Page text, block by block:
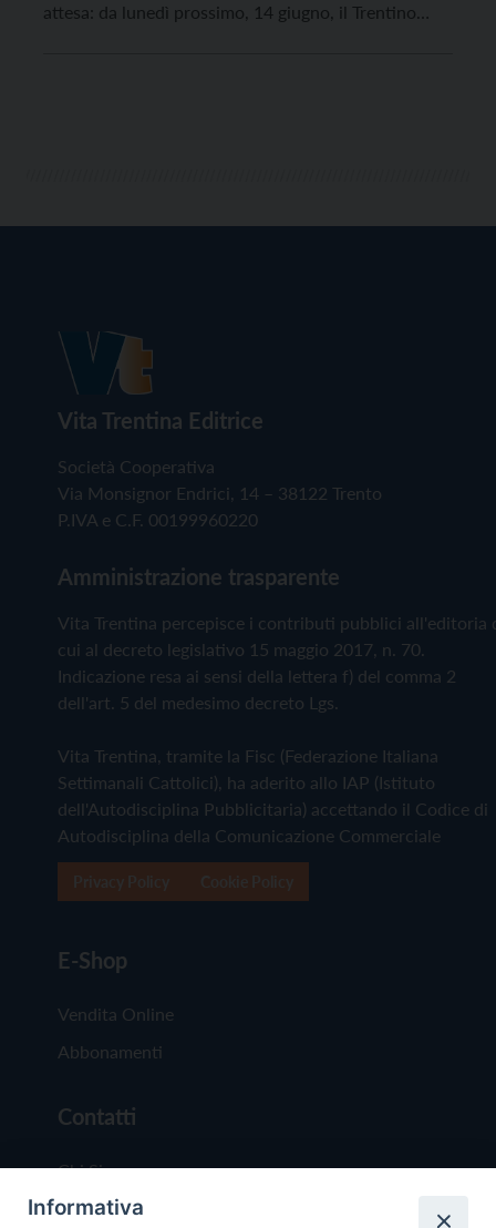
attesa: da lunedì prossimo, 14 giugno, il Trentino
Vita Trentina Editrice
Società Cooperativa
Via Monsignor Endrici, 14 – 38122 Trento
P.IVA e C.F. 00199960220
Amministrazione trasparente
Vita Trentina percepisce i contributi pubblici all'editoria
cui al decreto legislativo 15 maggio 2017, n. 70.
Indicazione resa ai sensi della lettera f) del comma 2
dell'art. 5 del medesimo decreto Lgs.
Vita Trentina, tramite la Fisc (Federazione Italiana
Settimanali Cattolici), ha aderito allo IAP (Istituto
dell'Autodisciplina Pubblicitaria) accettando il Codice di
Autodisciplina della Comunicazione Commerciale
E-Shop
Vendita Online
Abbonamenti
Contatti
Chi Siamo
Redazione
Informativa